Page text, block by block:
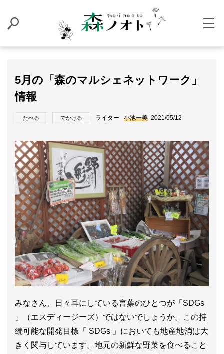
5月の「森のマルシェネットワーク」
情報
たべる でかける ライター 小池一美 2021/05/12
みなさん、日々耳にしている言葉のひとつが「SDGs
」（エスディージーズ）ではないでしょうか。この持
続可能な開発目標「 SDGs 」においても地産地消は大
きく関与しています。地元の新鮮な野菜を食べること